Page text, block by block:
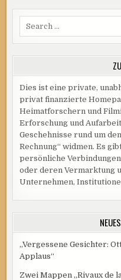
Dies ist eine private,
privat finanzierte
Heimatforschern und
Erforschung und
Geschehnisse rund um
Rechnung“ widmen. Es
persönliche
oder deren Vermarktung
Unternehmen,
„Vergessene Gesichter:
Applaus“
Zwei Mappen „Rivaux de